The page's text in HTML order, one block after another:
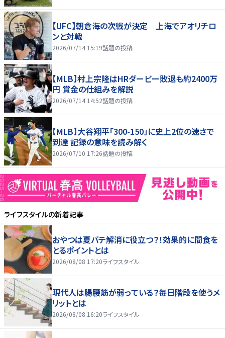
【UFC】朝倉海の次戦が決定 上海でアオリチロ
ンと対戦
2026/07/14 15:19話題の投稿
【MLB】村上宗隆はHRダービー敗退も約2400万
円 賞金の仕組みを解説
2026/07/14 14:52話題の投稿
【MLB】大谷翔平「300-150」に史上2位の速さで
到達 記録の意味を読み解く
2026/07/10 17:26話題の投稿
ライフスタイルの新着記事
おやつは夏バテ解消に役立つ？！効果的に間食を
とるポイントとは
2026/08/08 17:20ライフスタイル
現代人は腸腰筋が弱っている？毎日階段を使うメ
リットとは
2026/08/08 16:20ライフスタイル